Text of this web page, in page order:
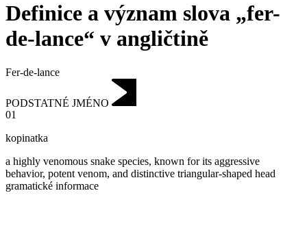
Definice a význam slova „fer-
de-lance“ v angličtině
Fer-de-lance
PODSTATNÉ JMÉNO
01
kopinatka
a highly venomous snake species, known for its aggressive
behavior, potent venom, and distinctive triangular-shaped head
gramatické informace